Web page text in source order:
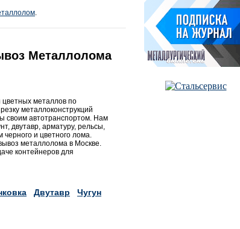
.
Металлолома
металлов по
металлоконструкций
своим автотранспортом. Нам
двутавр, арматуру, рельсы,
и цветного лома.
металлолома в Москве.
контейнеров для
Двутавр Чугун